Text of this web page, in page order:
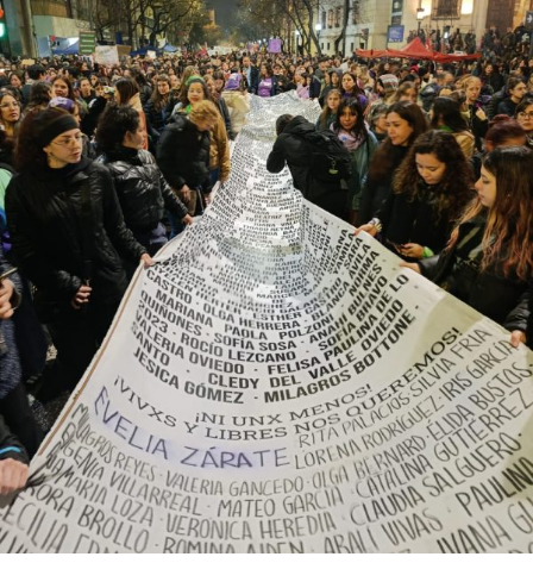
el año más violento desde la creación de este organismo,
con un crecimiento de más del 60% respecto de 2024,
cuando se habían registrado 140 casos. Se trata, dice el
relevamiento, de un aumento “abrupto, excepcional y
cualitativamente distinto a la progresión observada en
los años anteriores”.
La violencia por odio hacia el colectivo LGBT+ se
intensificó en un contexto de desmantelamiento de
políticas públicas, vaciamiento de organismos de
protección, paralización de la agenda legislativa en
materia de derechos y consolidación de discursos
fascistas que estigmatizan a la diversidad.
Para María Rachid, titular del Instituto contra la
Discriminación de la Ciudad de Buenos Aires e
integrante de la Federación Argentina LGBT+
(FALGBT), el drástico aumento de estos crímenes en
Argentina no puede separarse de los discursos de odio
que provienen del gobierno nacional. “Tanto el